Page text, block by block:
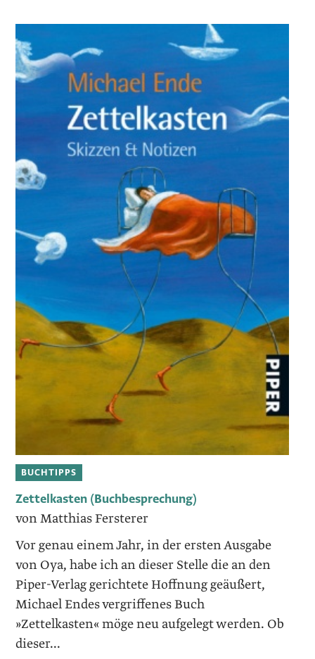
BUCHTIPPS
Zettelkasten (Buchbesprechung)
von Matthias Fersterer
Vor genau einem Jahr, in der ersten Ausgabe
von Oya, habe ich an dieser Stelle die an den
Piper-Verlag gerichtete Hoffnung geäußert,
Michael Endes vergriffenes Buch
»Zettelkasten« möge neu aufgelegt werden. Ob
dieser...